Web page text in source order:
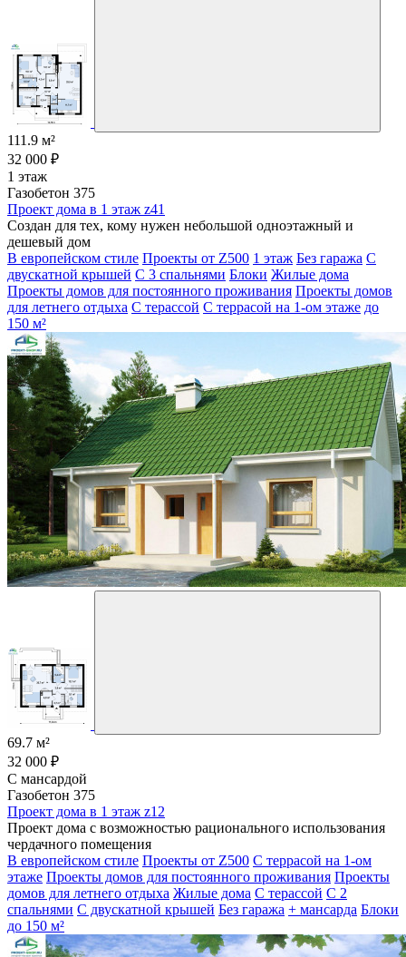
111.9 м²
32 000 ₽
1 этаж
Газобетон 375
Проект дома в 1 этаж z41
Создан для тех, кому нужен небольшой одноэтажный и
дешевый дом
В европейском стиле Проекты от Z500 1 этаж Без гаража С
двускатной крышей С 3 спальнями Блоки Жилые дома
Проекты домов для постоянного проживания Проекты домов
для летнего отдыха С терассой С террасой на 1-ом этаже до
150 м²
69.7 м²
32 000 ₽
С мансардой
Газобетон 375
Проект дома в 1 этаж z12
Проект дома с возможностью рационального использования
чердачного помещения
В европейском стиле Проекты от Z500 С террасой на 1-ом
этаже Проекты домов для постоянного проживания Проекты
домов для летнего отдыха Жилые дома С терассой С 2
спальнями С двускатной крышей Без гаража + мансарда Блоки
до 150 м²